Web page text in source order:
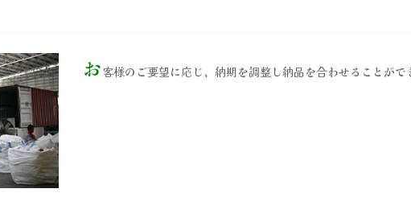
お客様のご要望に応じ、納期を調整し納品を合わせることがで